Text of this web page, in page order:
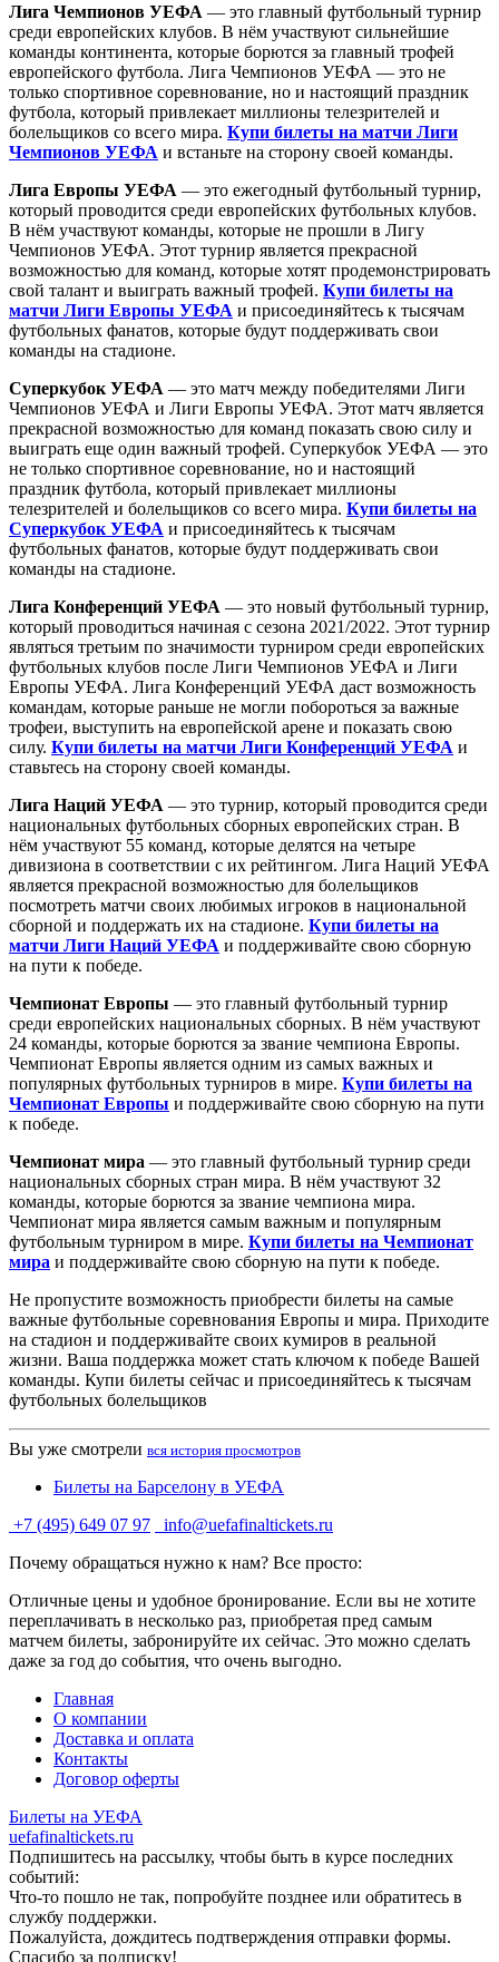
Лига Чемпионов УЕФА — это главный футбольный турнир
среди европейских клубов. В нём участвуют сильнейшие
команды континента, которые борются за главный трофей
европейского футбола. Лига Чемпионов УЕФА — это не
только спортивное соревнование, но и настоящий праздник
футбола, который привлекает миллионы телезрителей и
болельщиков со всего мира. Купи билеты на матчи Лиги
Чемпионов УЕФА и встаньте на сторону своей команды.
Лига Европы УЕФА — это ежегодный футбольный турнир,
который проводится среди европейских футбольных клубов.
В нём участвуют команды, которые не прошли в Лигу
Чемпионов УЕФА. Этот турнир является прекрасной
возможностью для команд, которые хотят продемонстрировать
свой талант и выиграть важный трофей. Купи билеты на
матчи Лиги Европы УЕФА и присоединяйтесь к тысячам
футбольных фанатов, которые будут поддерживать свои
команды на стадионе.
Суперкубок УЕФА — это матч между победителями Лиги
Чемпионов УЕФА и Лиги Европы УЕФА. Этот матч является
прекрасной возможностью для команд показать свою силу и
выиграть еще один важный трофей. Суперкубок УЕФА — это
не только спортивное соревнование, но и настоящий
праздник футбола, который привлекает миллионы
телезрителей и болельщиков со всего мира. Купи билеты на
Суперкубок УЕФА и присоединяйтесь к тысячам
футбольных фанатов, которые будут поддерживать свои
команды на стадионе.
Лига Конференций УЕФА — это новый футбольный турнир,
который проводиться начиная с сезона 2021/2022. Этот турнир
являться третьим по значимости турниром среди европейских
футбольных клубов после Лиги Чемпионов УЕФА и Лиги
Европы УЕФА. Лига Конференций УЕФА даст возможность
командам, которые раньше не могли побороться за важные
трофеи, выступить на европейской арене и показать свою
силу. Купи билеты на матчи Лиги Конференций УЕФА и
ставьтесь на сторону своей команды.
Лига Наций УЕФА — это турнир, который проводится среди
национальных футбольных сборных европейских стран. В
нём участвуют 55 команд, которые делятся на четыре
дивизиона в соответствии с их рейтингом. Лига Наций УЕФА
является прекрасной возможностью для болельщиков
посмотреть матчи своих любимых игроков в национальной
сборной и поддержать их на стадионе. Купи билеты на
матчи Лиги Наций УЕФА и поддерживайте свою сборную
на пути к победе.
Чемпионат Европы — это главный футбольный турнир
среди европейских национальных сборных. В нём участвуют
24 команды, которые борются за звание чемпиона Европы.
Чемпионат Европы является одним из самых важных и
популярных футбольных турниров в мире. Купи билеты на
Чемпионат Европы и поддерживайте свою сборную на пути
к победе.
Чемпионат мира — это главный футбольный турнир среди
национальных сборных стран мира. В нём участвуют 32
команды, которые борются за звание чемпиона мира.
Чемпионат мира является самым важным и популярным
футбольным турниром в мире. Купи билеты на Чемпионат
мира и поддерживайте свою сборную на пути к победе.
Не пропустите возможность приобрести билеты на самые
важные футбольные соревнования Европы и мира. Приходите
на стадион и поддерживайте своих кумиров в реальной
жизни. Ваша поддержка может стать ключом к победе Вашей
команды. Купи билеты сейчас и присоединяйтесь к тысячам
футбольных болельщиков
Вы уже смотрели вся история просмотров
Билеты на Барселону в УЕФА
+7 (495) 649 07 97
info@uefafinaltickets.ru
Почему обращаться нужно к нам? Все просто:
Отличные цены и удобное бронирование. Если вы не хотите
переплачивать в несколько раз, приобретая пред самым
матчем билеты, забронируйте их сейчас. Это можно сделать
даже за год до события, что очень выгодно.
Главная
О компании
Доставка и оплата
Контакты
Договор оферты
Билеты на УЕФА
uefafinaltickets.ru
Подпишитесь на рассылку, чтобы быть в курсе последних
событий:
Что-то пошло не так, попробуйте позднее или обратитесь в
службу поддержки.
Пожалуйста, дождитесь подтверждения отправки формы.
Спасибо за подписку!